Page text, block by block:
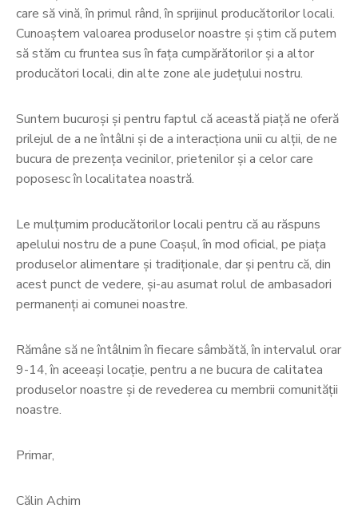
care să vină, în primul rând, în sprijinul producătorilor locali.
Cunoaștem valoarea produselor noastre și știm că putem
să stăm cu fruntea sus în fața cumpărătorilor și a altor
producători locali, din alte zone ale județului nostru.
Suntem bucuroși și pentru faptul că această piață ne oferă
prilejul de a ne întâlni și de a interacționa unii cu alții, de ne
bucura de prezența vecinilor, prietenilor și a celor care
poposesc în localitatea noastră.
Le mulțumim producătorilor locali pentru că au răspuns
apelului nostru de a pune Coașul, în mod oficial, pe piața
produselor alimentare și tradiționale, dar și pentru că, din
acest punct de vedere, și-au asumat rolul de ambasadori
permanenți ai comunei noastre.
Rămâne să ne întâlnim în fiecare sâmbătă, în intervalul orar
9-14, în aceeași locație, pentru a ne bucura de calitatea
produselor noastre și de revederea cu membrii comunității
noastre.
Primar,
Călin Achim